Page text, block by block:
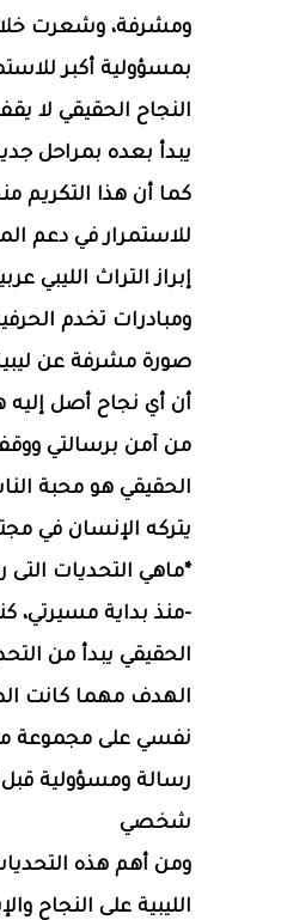
ومشرفة، وشعرت
بمسؤولية أكبر
النجاح الحقيقي لا
يبدأ بعده بمراحل
كما أن هذا التكريم
للاستمرار في دعم
إبراز التراث الليبي
ومبادرات تخدم
صورة مشرفة عن ليبيا
أن أي نجاح أصل
من آمن برسالتي ووقف
الحقيقي هو محبة
يتركه الإنسان في
*ماهي التحديات
-منذ بداية مسيرتي،
الحقيقي يبدأ من
الهدف مهما كانت
نفسي على مجموعة من
رسالة ومسؤولية
شخصي
ومن أهم هذه
الليبية على النجاح